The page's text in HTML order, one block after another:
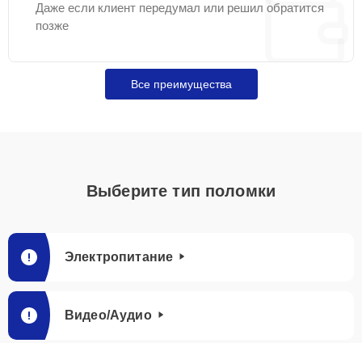
Даже если клиент передумал или решил обратится
позже
Все преимущества
Выберите тип поломки
Электропитание
Видео/Аудио